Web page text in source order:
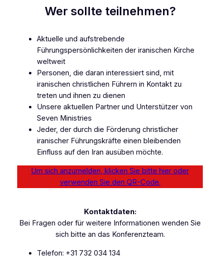
Wer sollte teilnehmen?
Aktuelle und aufstrebende
Führungspersönlichkeiten der iranischen Kirche
weltweit
Personen, die daran interessiert sind, mit
iranischen christlichen Führern in Kontakt zu
treten und ihnen zu dienen
Unsere aktuellen Partner und Unterstützer von
Seven Ministries
Jeder, der durch die Förderung christlicher
iranischer Führungskräfte einen bleibenden
Einfluss auf den Iran ausüben möchte.
Um sich anzumelden, klicken Sie bitte hier oder
verwenden Sie den QR-Code.
Kontaktdaten:
Bei Fragen oder für weitere Informationen wenden Sie
sich bitte an das Konferenzteam.
Telefon: +31 732 034 134